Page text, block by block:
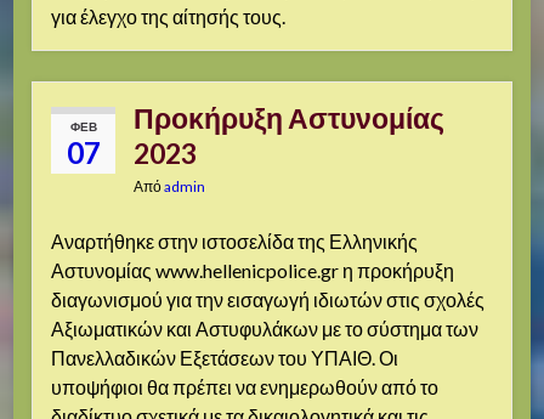
για έλεγχο της αίτησής τους.
ΦΕΒ
07
Προκήρυξη Αστυνομίας
2023
Απόadmin
Αναρτήθηκε στην ιστοσελίδα της Ελληνικής
Αστυνομίας www.hellenicpolice.gr η προκήρυξη
διαγωνισμού για την εισαγωγή ιδιωτών στις σχολές
Αξιωματικών και Αστυφυλάκων με το σύστημα των
Πανελλαδικών Εξετάσεων του ΥΠΑΙΘ. Οι
υποψήφιοι θα πρέπει να ενημερωθούν από το